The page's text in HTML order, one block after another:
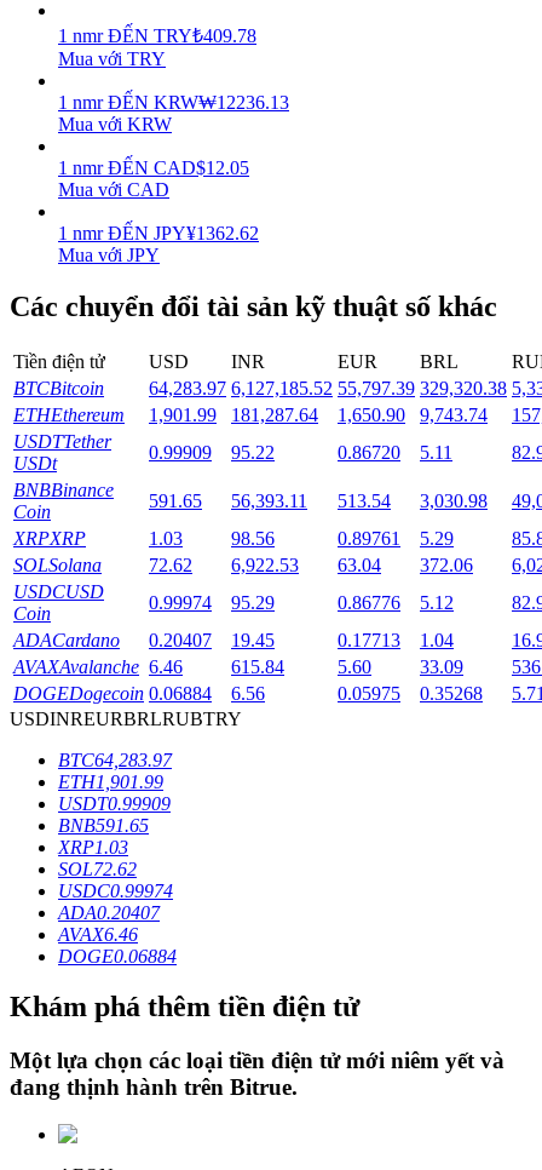
Staking
Lợi nhuận cao và truy cập ngay lập tức
Launchpool
Đặt cọc linh hoạt để kiếm được các token phổ biến.
Khóa BTR
Khoản vay
1 nmr ĐẾN TRY₺409.78
Mua với TRY
1 nmr ĐẾN KRW₩12236.13
Mua với KRW
1 nmr ĐẾN CAD$12.05
Mua với CAD
1 nmr ĐẾN JPY¥1362.62
Mua với JPY
Các chuyển đổi tài sản kỹ thuật số khác
Tiền điện tử USD INR EUR BRL
BTCBitcoin 64,283.97 6,127,185.52 55,797.39 329,320.38
ETHEthereum 1,901.99 181,287.64 1,650.90 9,743.74
USDTTether
USDt
0.99909 95.22 0.86720 5.11
BNBBinance
Coin
591.65 56,393.11 513.54 3,030.98
XRPXRP 1.03 98.56 0.89761 5.29
SOLSolana 72.62 6,922.53 63.04 372.06
USDCUSD
Coin
0.99974 95.29 0.86776 5.12
ADACardano 0.20407 19.45 0.17713 1.04
AVAXAvalanche 6.46 615.84 5.60 33.09
DOGEDogecoin 0.06884 6.56 0.05975 0.35268
USDINREURBRLRUBTRY
BTC64,283.97
ETH1,901.99
USDT0.99909
BNB591.65
XRP1.03
SOL72.62
USDC0.99974
ADA0.20407
AVAX6.46
DOGE0.06884
Khám phá thêm tiền điện tử
Một lựa chọn các loại tiền điện tử mới niêm yết và
đang thịnh hành trên Bitrue.